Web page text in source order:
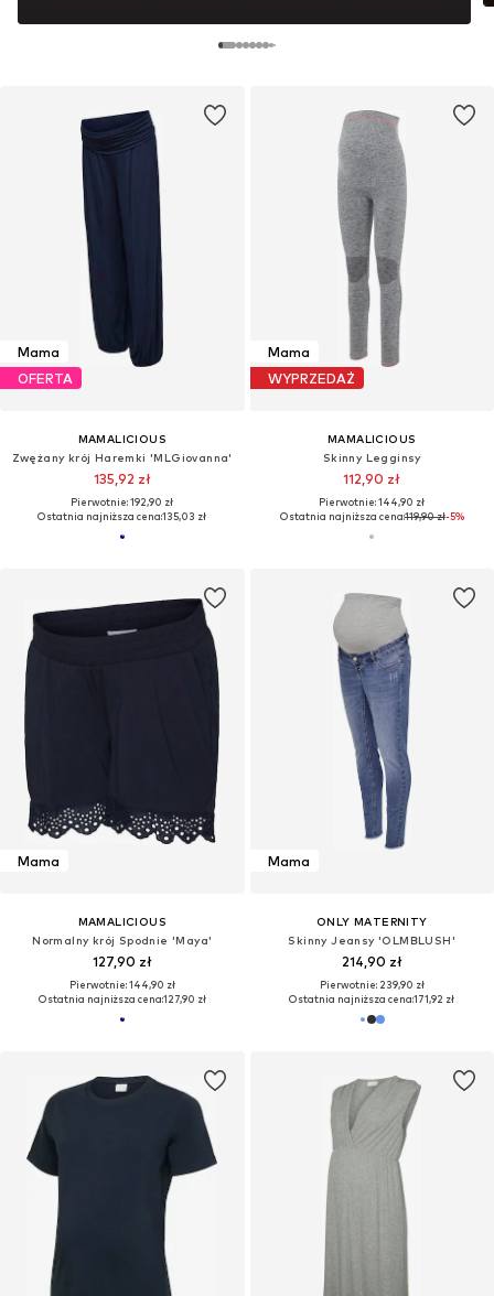
Mama
OFERTA
MAMALICIOUS
Zwężany krój Haremki 'MLGiovanna'
135,92 zł
Pierwotnie: 192,90 zł
Ostatnia najniższa cena:135,03 zł
Mama
WYPRZEDAŻ
MAMALICIOUS
Skinny Legginsy
112,90 zł
Pierwotnie: 144,90 zł
Ostatnia najniższa cena:119,90 zł-5%
Mama
MAMALICIOUS
Normalny krój Spodnie 'Maya'
127,90 zł
Pierwotnie: 144,90 zł
Ostatnia najniższa cena:127,90 zł
Mama
ONLY MATERNITY
Skinny Jeansy 'OLMBLUSH'
214,90 zł
Pierwotnie: 239,90 zł
Ostatnia najniższa cena:171,92 zł